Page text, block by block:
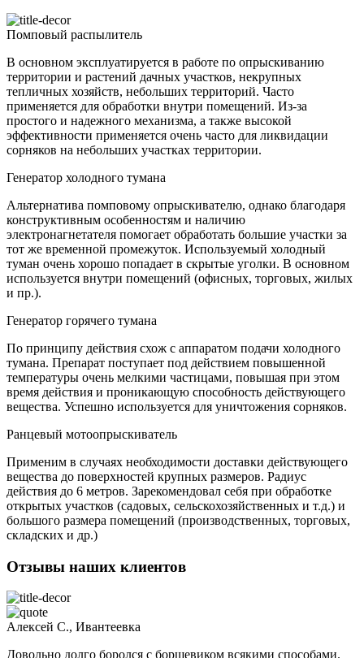
Помповый распылитель
В основном эксплуатируется в работе по опрыскиванию
территории и растений дачных участков, некрупных
тепличных хозяйств, небольших территорий. Часто
применяется для обработки внутри помещений. Из-за
простого и надежного механизма, а также высокой
эффективности применяется очень часто для ликвидации
сорняков на небольших участках территории.
Генератор холодного тумана
Альтернатива помповому опрыскивателю, однако благодаря
конструктивным особенностям и наличию
электронагнетателя помогает обработать большие участки за
тот же временной промежуток. Используемый холодный
туман очень хорошо попадает в скрытые уголки. В основном
используется внутри помещений (офисных, торговых, жилых
и пр.).
Генератор горячего тумана
По принципу действия схож с аппаратом подачи холодного
тумана. Препарат поступает под действием повышенной
температуры очень мелкими частицами, повышая при этом
время действия и проникающую способность действующего
вещества. Успешно используется для уничтожения сорняков.
Ранцевый мотоопрыскиватель
Применим в случаях необходимости доставки действующего
вещества до поверхностей крупных размеров. Радиус
действия до 6 метров. Зарекомендовал себя при обработке
открытых участков (садовых, сельскохозяйственных и т.д.) и
большого размера помещений (производственных, торговых,
складских и др.)
Отзывы наших клиентов
Алексей С., Ивантеевка
Довольно долго боролся с борщевиком всякими способами.